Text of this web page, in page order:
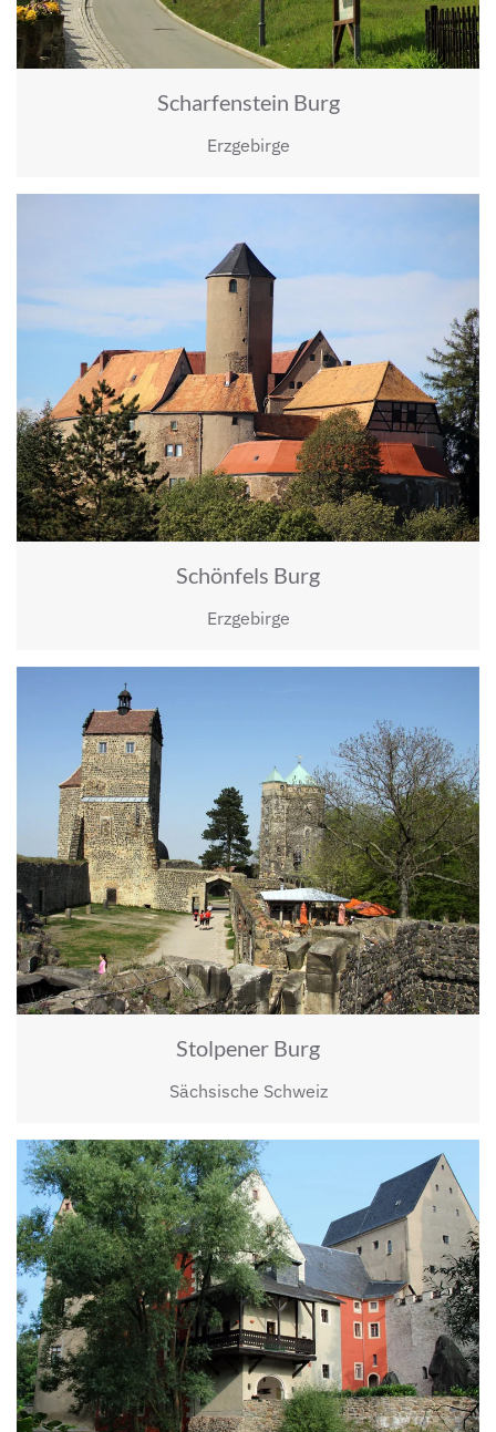
Scharfenstein Burg
Erzgebirge
Schönfels Burg
Erzgebirge
Stolpener Burg
Sächsische Schweiz